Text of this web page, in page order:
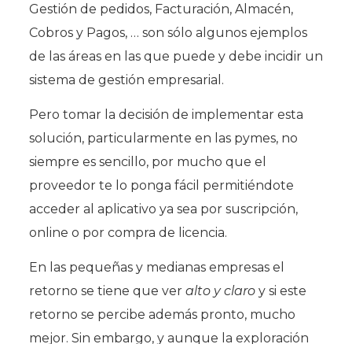
Gestión de pedidos, Facturación, Almacén,
Cobros y Pagos, … son sólo algunos ejemplos
de las áreas en las que puede y debe incidir un
sistema de gestión empresarial.
Pero tomar la decisión de implementar esta
solución, particularmente en las pymes, no
siempre es sencillo, por mucho que el
proveedor te lo ponga fácil permitiéndote
acceder al aplicativo ya sea por suscripción,
online o por compra de licencia.
En las pequeñas y medianas empresas el
retorno se tiene que ver alto y claro y si este
retorno se percibe además pronto, mucho
mejor. Sin embargo, y aunque la exploración